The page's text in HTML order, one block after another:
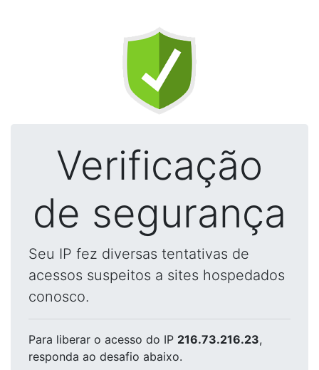
Verificação
de segurança
Seu IP fez diversas tentativas de
acessos suspeitos a sites hospedados
conosco.
Para liberar o acesso do IP 216.73.216.23,
responda ao desafio abaixo.